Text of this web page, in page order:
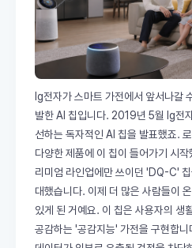
lg전자가 스마트 가전에서 앞서나갈
발한 AI 칩입니다. 2019년 5월 lg전
선하는 독자적인 AI 칩을 발표했죠.
다양한 제품에 이 칩이 들어가기 시
리미엄 라인업에만 쓰이던 'DQ-C'
대했습니다. 이제 더 많은 사람들이
있게 된 거예요. 이 칩은 사용자의 생
공감하는 '공감지능' 가전을 구현합